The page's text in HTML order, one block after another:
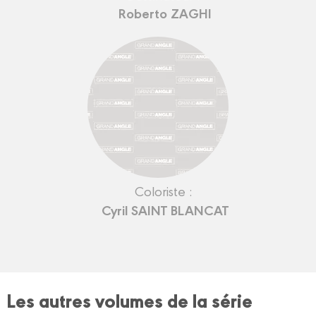
Roberto ZAGHI
Coloriste :
Cyril SAINT BLANCAT
Les autres volumes de la série